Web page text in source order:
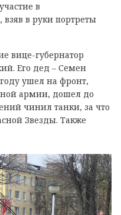
в
взяв в руки портреты
вице-губернатор
Его дед – Семен
ушел на фронт,
армии, дошел до
чинил танки, за что
Звезды. Также